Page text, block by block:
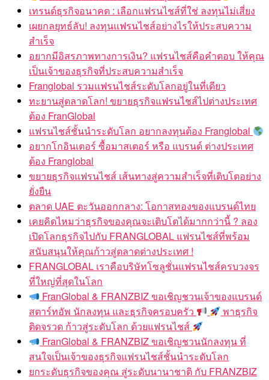
เทรนด์ธุรกิจอนาคต : เลือกแฟรนไชส์ที่ใช่ ลงทุนไม่เสี่ยง
เผยกลยุทธ์ลับ! ลงทุนแฟรนไชส์อย่างไรให้ประสบความ
สำเร็จ
อยากมีอิสรภาพทางการเงิน? แฟรนไชส์คือคำตอบ ให้คุณ
เป็นเจ้าของธุรกิจที่ประสบความสำเร็จ
Franglobal รวมแฟรนไชส์ระดับโลกอยู่ในที่เดียว
ทะยานสู่ตลาดโลก! ขยายธุรกิจแฟรนไชส์ไปต่างประเทศ
ต้อง FranGlobal
แฟรนไชส์ชั้นนำระดับโลก อยากลงทุนต้อง Franglobal
อยากโกอินเตอร์ ซื้อมาสเตอร์ หรือ แบรนด์ ต่างประเทศ
ต้อง Franglobal
ขยายธุรกิจแฟรนไชส์ เส้นทางสู่ความสำเร็จที่เติบโตอย่าง
ยั่งยืน
ตลาด UAE ตะวันออกกลาง: โอกาสทองของแบรนด์ไทย
เคยคิดไหมว่าธุรกิจของคุณจะเติบโตได้มากกว่านี้ ? ลอง
เปิดโลกธุรกิจไปกับ FRANGLOBAL แฟรนไชส์ที่พร้อม
สนับสนุนให้คุณก้าวสู่ตลาดต่างประเทศ !
FRANGLOBAL เราคือบริษัทโซลูชั่นแฟรนไชส์ครบวงจร
ที่ใหญ่ที่สุดในโลก
FranGlobal & FRANZBIZ ขอเชิญชวนเจ้าของแบรนด์
สตาร์ทอัพ นักลงทุน และธุรกิจครอบครัว
พาธุรกิจ
ติดจรวด ก้าวสู่ระดับโลก ด้วยแฟรนไชส์
FranGlobal & FRANZBIZ ขอเชิญชวนนักลงทุน ที่
สนใจเป็นเจ้าของธุรกิจแฟรนไชส์ชั้นนำระดับโลก
ยกระดับธุรกิจของคุณ สู่ระดับนานาชาติ กับ FRANZBIZ